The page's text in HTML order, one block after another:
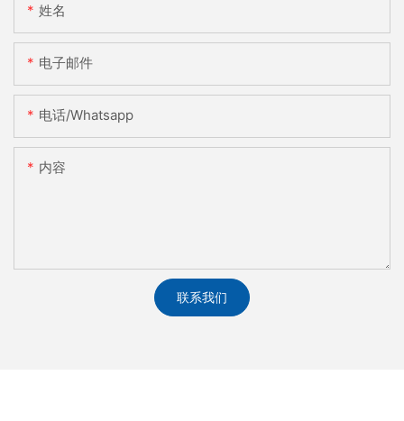
姓名
电子邮件
电话/whatsapp
内容
联系我们